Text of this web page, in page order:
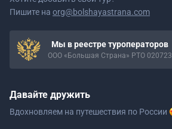
Пишите на org@bolshayastrana.com
Мы в реестре туроператоров
ООО «Большая Страна» РТО 020723
Давайте дружить
Вдохновляем на путешествия по России